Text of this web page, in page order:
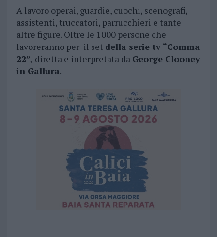
A lavoro operai, guardie, cuochi, scenografi,
assistenti, truccatori, parrucchieri e tante
altre figure. Oltre le 1000 persone che
lavoreranno per il set della serie tv “Comma
22”, diretta e interpretata da George Clooney
in Gallura.